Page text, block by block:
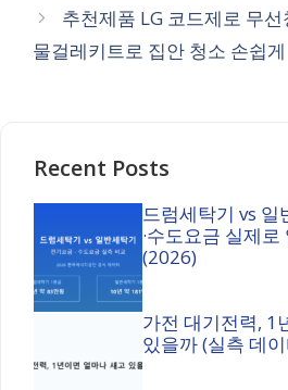
추천제품 LG 코드제로 무
물걸레키트로 집안 청소 손쉽게
Recent Posts
드럼세탁기 vs 일
·수도요금 실제
(2026)
가전 대기전력, 1
있을까 (실측 데